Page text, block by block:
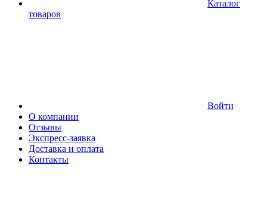
Каталог
товаров
Войти
О компании
Отзывы
Экспресс-заявка
Доставка и оплата
Контакты